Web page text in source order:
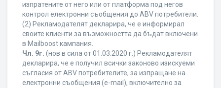
изпратените от него или от платформа под негов
контрол електронни съобщения до ABV потребители.
(2) Рекламодателят декларира, че е информирал
своите клиенти за възможността да бъдат включени
в Mailboost кампания.
Чл. 9г. (нов в сила от 01.03.2020 г.) Рекламодателят
декларира, че е получил всички законово изискуеми
съгласия от ABV потребителите, за изпращане на
електронни съобщения (e-mail), включително за